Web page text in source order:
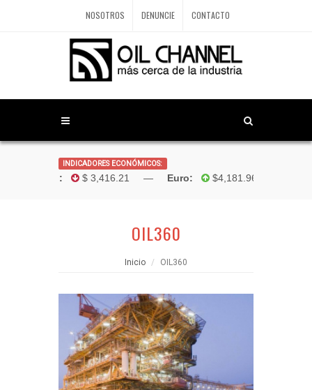
NOSOTROS DENUNCIE CONTACTO
INDICADORES ECONÓMICOS:
$ 3,416.21 —Euro: $4,181.96 —
OIL360
Inicio OIL360